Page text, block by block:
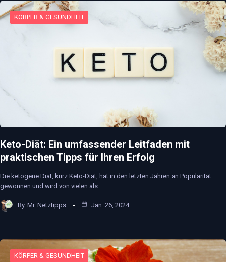
KÖRPER & GESUNDHEIT
Keto-Diät: Ein umfassender Leitfaden mit
praktischen Tipps für Ihren Erfolg
Die ketogene Diät, kurz Keto-Diät, hat in den letzten Jahren an Popularität
gewonnen und wird von vielen als…
By Mr. Netztipps Jan. 26, 2024
KÖRPER & GESUNDHEIT